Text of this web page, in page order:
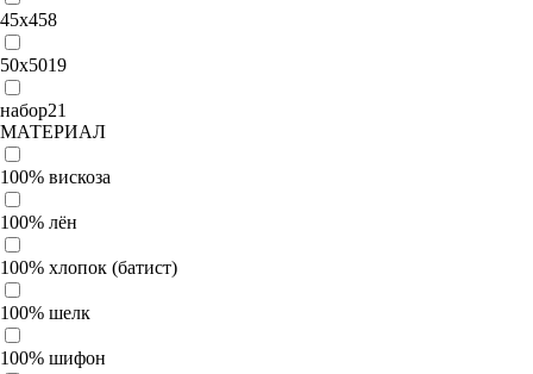
45х458
50x5019
набор21
МАТЕРИАЛ
100% вискоза
100% лён
100% хлопок (батист)
100% шелк
100% шифон